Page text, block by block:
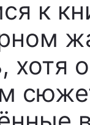
к
хотя